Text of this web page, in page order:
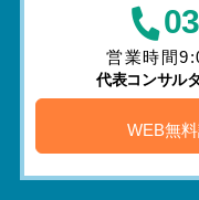
営業時間
代表コンサル
WEB無